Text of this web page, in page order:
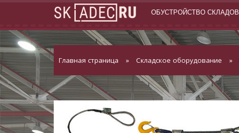
ОБУСТРОЙСТВО СКЛАДОВ
Главная страница » Складское оборудование »